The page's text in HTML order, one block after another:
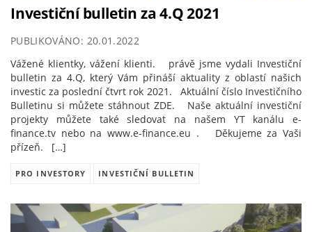
Investiční bulletin za 4.Q 2021
PUBLIKOVÁNO: 20.01.2022
Vážené klientky, vážení klienti. právě jsme vydali Investiční
bulletin za 4.Q, který Vám přináší aktuality z oblastí našich
investic za poslední čtvrt rok 2021. Aktuální číslo Investičního
Bulletinu si můžete stáhnout ZDE. Naše aktuální investiční
projekty můžete také sledovat na našem YT kanálu e-
finance.tv nebo na www.e-finance.eu . Děkujeme za Vaši
přízeň. […]
PRO INVESTORY INVESTIČNÍ BULLETIN